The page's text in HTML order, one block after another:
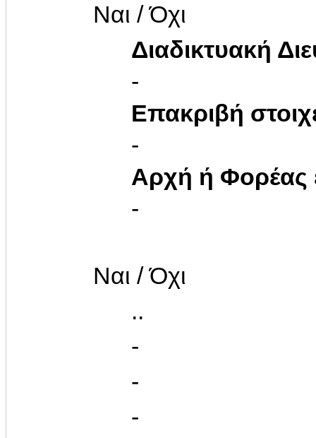
Ναι / Όχι
Διαδικτυακή
-
Επακριβή
-
Αρχή ή Φορέας
-
Ναι / Όχι
..
-
-
-